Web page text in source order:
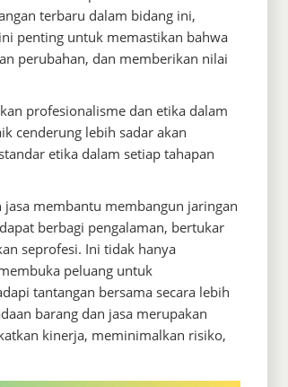
terbaru dalam bidang ini,
penting untuk memastikan bahwa
perubahan, dan memberikan nilai
profesionalisme dan etika dalam
cenderung lebih sadar akan
etika dalam setiap tahapan
membantu membangun jaringan
berbagi pengalaman, bertukar
seprofesi. Ini tidak hanya
peluang untuk
tantangan bersama secara lebih
barang dan jasa merupakan
kinerja, meminimalkan risiko,